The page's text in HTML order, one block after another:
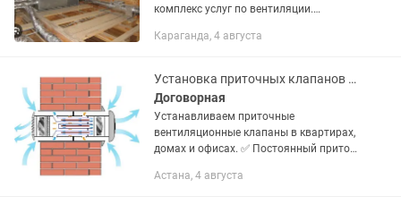
комплекс услуг по вeнтиляции.
масштаба - от крупных проектов до
на материалы,...
Караганда, 4 августа
Установка приточных клапанов Свежий воздух в квартире
Договорная
Устанавливаем приточные
вентиляционные клапаны в квартирах,
домах и офисах. ✅ Постоянный приток
уменьшить духоту и влажность ✅
Астана, 4 августа